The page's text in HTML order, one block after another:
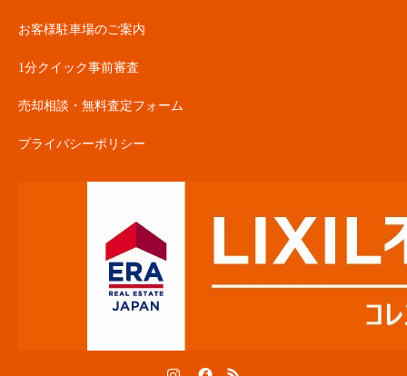
お客様駐車場のご案内
1分クイック事前審査
売却相談・無料査定フォーム
プライバシーポリシー